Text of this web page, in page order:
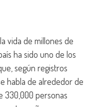
vida de millones de
ha sido uno de los
según registros
habla de alrededor de
330,000 personas